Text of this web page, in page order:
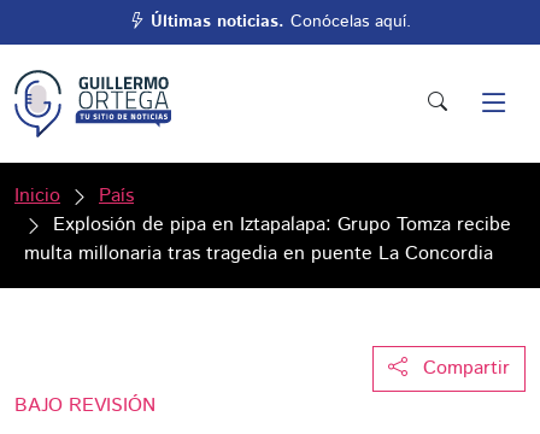
Últimas noticias. Conócelas aquí.
Inicio
País
Explosión de pipa en Iztapalapa: Grupo Tomza recibe
multa millonaria tras tragedia en puente La Concordia
Compartir
BAJO REVISIÓN